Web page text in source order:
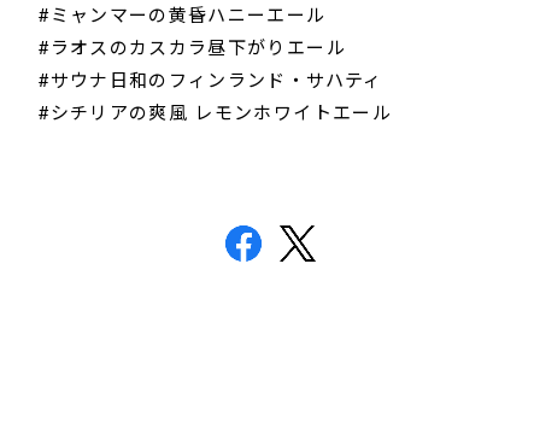
#ミャンマーの黄昏ハニーエール
#ラオスのカスカラ昼下がりエール
#サウナ日和のフィンランド・サハティ
#シチリアの爽風 レモンホワイトエール